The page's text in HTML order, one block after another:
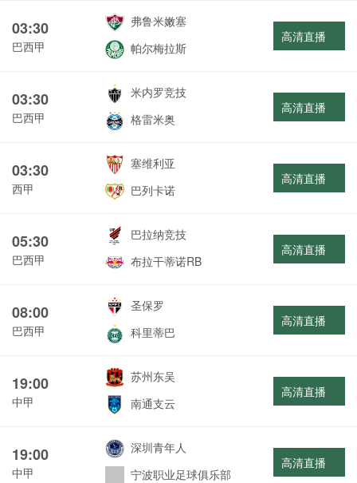
03:30
巴西甲
弗鲁米嫩塞
帕尔梅拉斯
高清直播
03:30
巴西甲
米内罗竞技
格雷米奥
高清直播
03:30
西甲
塞维利亚
巴列卡诺
高清直播
05:30
巴西甲
巴拉纳竞技
布拉干蒂诺RB
高清直播
08:00
巴西甲
圣保罗
科里蒂巴
高清直播
19:00
中甲
苏州东吴
南通支云
高清直播
19:00
中甲
深圳青年人
宁波职业足球俱乐部
高清直播